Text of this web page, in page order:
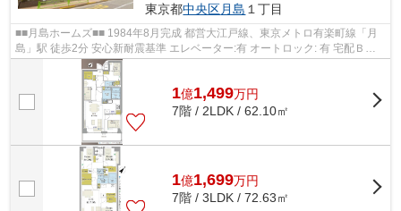
東京都中央区月島 １丁目
■■月島ホームズ■■ 1984年8月完成 都営大江戸線、東京メトロ有楽町線「月
島」駅 徒歩2分 安心新耐震基準 エレベーター:有 オートロック: 有 宅配ＢＯ
Ｘ:有
1億1,499万円
7階 / 2LDK / 62.10㎡
1億1,699万円
7階 / 3LDK / 72.63㎡